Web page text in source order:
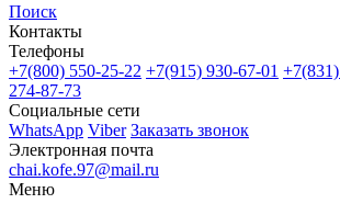
Поиск
Контакты
Телефоны
+7(800) 550-25-22 +7(915) 930-67-01 +7(831)
274-87-73
Социальные сети
WhatsApp Viber Заказать звонок
Электронная почта
chai.kofe.97@mail.ru
Меню